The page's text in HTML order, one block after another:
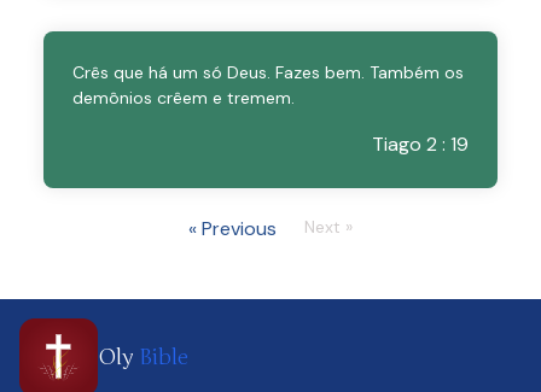
Crês que há um só Deus. Fazes bem. Também os
demônios crêem e tremem.
Tiago 2 : 19
« Previous Next »
Oly Bible